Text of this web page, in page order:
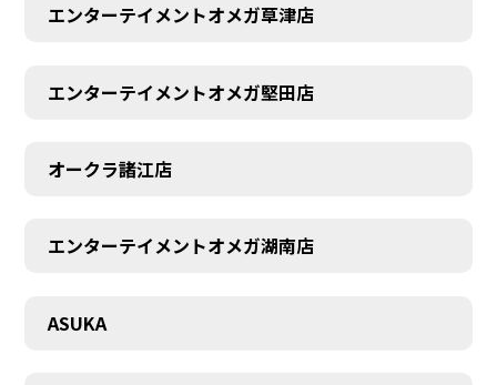
CONTACT
エンターテイメントオメガ草津店
エンターテイメントオメガ堅田店
オークラ諸江店
エンターテイメントオメガ湖南店
ASUKA